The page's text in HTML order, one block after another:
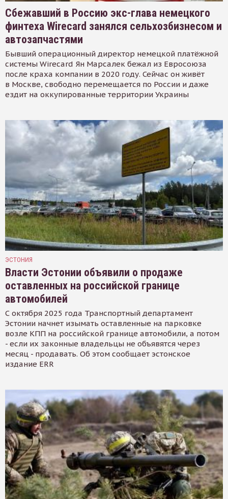
Сбежавший в Россию экс-глава немецкого
финтеха Wirecard занялся сельхозбизнесом и
автозапчастями
Бывший операционный директор немецкой платёжной
системы Wirecard Ян Марсалек бежал из Евросоюза
после краха компании в 2020 году. Сейчас он живёт
в Москве, свободно перемещается по России и даже
ездит на оккупированные территории Украины
ЭСТОНИЯ
Власти Эстонии объявили о продаже
оставленных на российской границе
автомобилей
С октября 2025 года Транспортный департамент
Эстонии начнет изымать оставленные на парковке
возле КПП на российской границе автомобили, а потом
- если их законные владельцы не объявятся через
месяц - продавать. Об этом сообщает эстонское
издание ERR